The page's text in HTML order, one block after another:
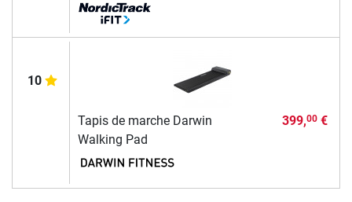
10
Tapis de marche Darwin
Walking Pad
399,00€